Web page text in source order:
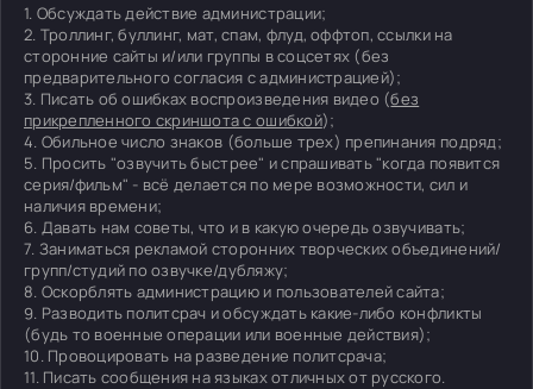
1. Обсуждать действие администрации;
2. Троллинг, буллинг, мат, спам, флуд, оффтоп, ссылки на
сторонние сайты и/или группы в соцсетях (без
предварительного согласия с администрацией);
3. Писать об ошибках воспроизведения видео (без
прикрепленного скриншота с ошибкой);
4. Обильное число знаков (больше трех) препинания подряд;
5. Просить "озвучить быстрее" и спрашивать "когда появится
серия/фильм" - всё делается по мере возможности, сил и
наличия времени;
6. Давать нам советы, что и в какую очередь озвучивать;
7. Заниматься рекламой сторонних творческих объединений/
групп/студий по озвучке/дубляжу;
8. Оскорблять администрацию и пользователей сайта;
9. Разводить политсрач и обсуждать какие-либо конфликты
(будь то военные операции или военные действия);
10. Провоцировать на разведение политсрача;
11. Писать сообщения на языках отличных от русского.